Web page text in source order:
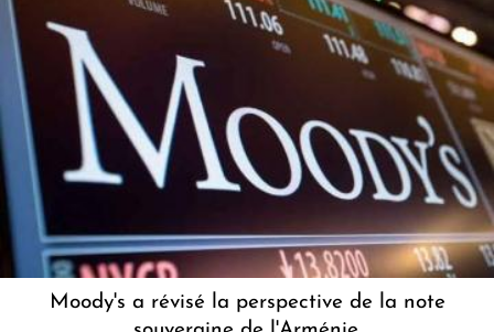
Moody's a révisé la perspective de la note